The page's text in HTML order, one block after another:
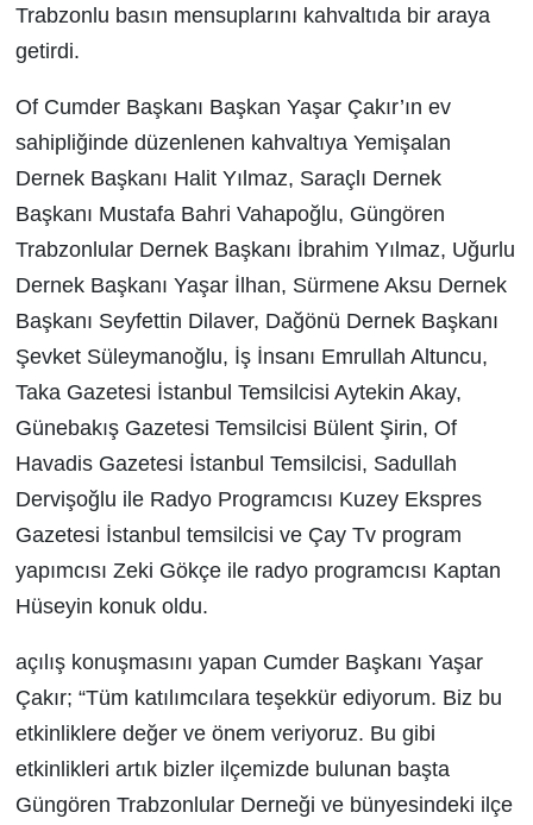
Trabzonlu basın mensuplarını kahvaltıda bir araya
getirdi.
Of Cumder Başkanı Başkan Yaşar Çakır’ın ev
sahipliğinde düzenlenen kahvaltıya Yemişalan
Dernek Başkanı Halit Yılmaz, Saraçlı Dernek
Başkanı Mustafa Bahri Vahapoğlu, Güngören
Trabzonlular Dernek Başkanı İbrahim Yılmaz, Uğurlu
Dernek Başkanı Yaşar İlhan, Sürmene Aksu Dernek
Başkanı Seyfettin Dilaver, Dağönü Dernek Başkanı
Şevket Süleymanoğlu, İş İnsanı Emrullah Altuncu,
Taka Gazetesi İstanbul Temsilcisi Aytekin Akay,
Günebakış Gazetesi Temsilcisi Bülent Şirin, Of
Havadis Gazetesi İstanbul Temsilcisi, Sadullah
Dervişoğlu ile Radyo Programcısı Kuzey Ekspres
Gazetesi İstanbul temsilcisi ve Çay Tv program
yapımcısı Zeki Gökçe ile radyo programcısı Kaptan
Hüseyin konuk oldu.
açılış konuşmasını yapan Cumder Başkanı Yaşar
Çakır; “Tüm katılımcılara teşekkür ediyorum. Biz bu
etkinliklere değer ve önem veriyoruz. Bu gibi
etkinlikleri artık bizler ilçemizde bulunan başta
Güngören Trabzonlular Derneği ve bünyesindeki ilçe